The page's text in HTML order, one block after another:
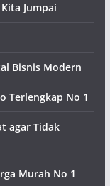
Jumpai
Bisnis Modern
Terlengkap No 1
agar Tidak
Murah No 1